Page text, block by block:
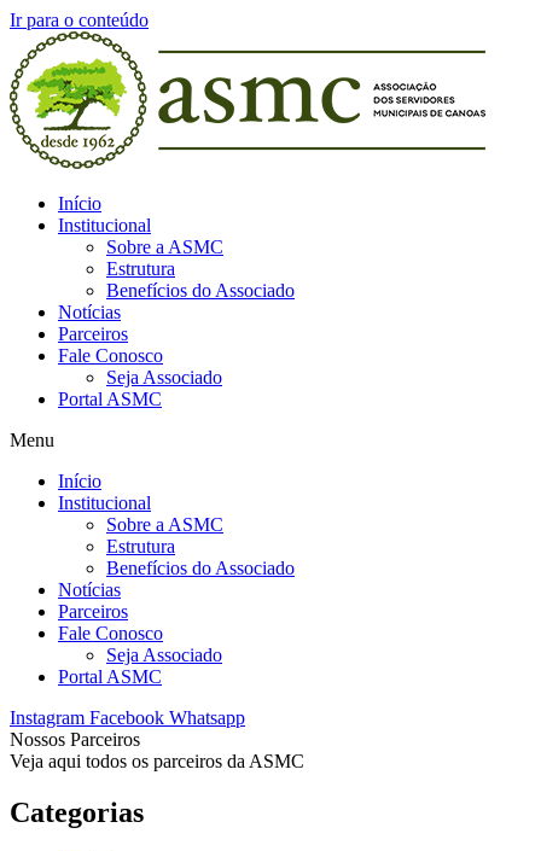
Ir para o conteúdo
Início
Institucional
Sobre a ASMC
Estrutura
Benefícios do Associado
Notícias
Parceiros
Fale Conosco
Seja Associado
Portal ASMC
Menu
Início
Institucional
Sobre a ASMC
Estrutura
Benefícios do Associado
Notícias
Parceiros
Fale Conosco
Seja Associado
Portal ASMC
Instagram Facebook Whatsapp
Nossos Parceiros
Veja aqui todos os parceiros da ASMC
Categorias